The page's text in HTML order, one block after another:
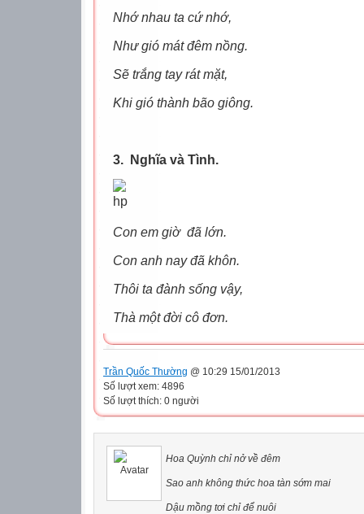
Nhớ nhau ta cứ nhớ,
Như gió mát đêm nồng.
Sẽ trắng tay rát mặt,
Khi gió thành bão giông.
3. Nghĩa và Tình.
Con em giờ đã lớn.
Con anh nay đã khôn.
Thôi ta đành sống vậy,
Thà một đời cô đơn.
Trần Quốc Thường @ 10:29 15/01/2013
Số lượt xem: 4896
Số lượt thích: 0 người
Hoa Quỳnh chỉ nở về đêm
Sao anh không thức hoa tàn sớm mai
Dậu mồng tơi chỉ để nuôi